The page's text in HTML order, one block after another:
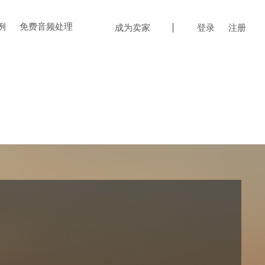
免费音频处理 成为卖家 登录 注册